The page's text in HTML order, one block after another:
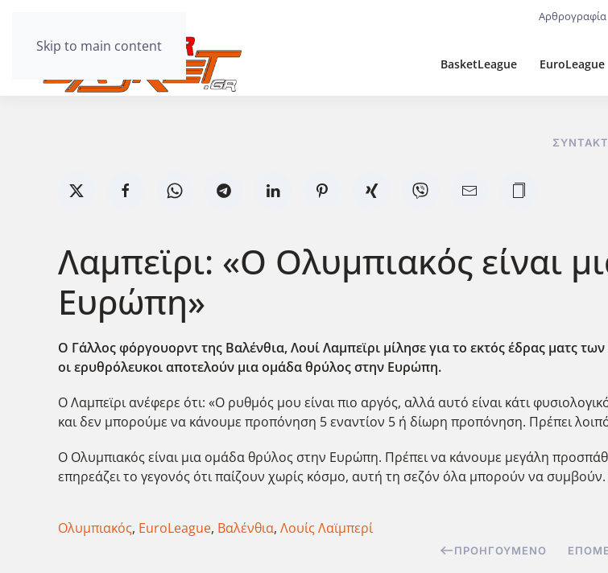
Skip to main content
Αρθρογραφία
BasketLeague EuroLeague
Λαμπεϊρι: «Ο Ολυμπιακός είναι
Ευρώπη»
Ο Γάλλος φόργουορντ της Βαλένθια, Λουί Λαμπεϊρι μίλησε για το εκτός έδρας ματς
οι ερυθρόλευκοι αποτελούν μια ομάδα θρύλος στην Ευρώπη.
Ο Λαμπεϊρι ανέφερε ότι: «Ο ρυθμός μου είναι πιο αργός, αλλά αυτό είναι κάτι
και δεν μπορούμε να κάνουμε προπόνηση 5 εναντίον 5 ή δίωρη προπόνηση. Πρέπει
Ο Ολυμπιακός είναι μια ομάδα θρύλος στην Ευρώπη. Πρέπει να κάνουμε μεγάλη
επηρεάζει το γεγονός ότι παίζουν χωρίς κόσμο, αυτή τη σεζόν όλα μπορούν να
Ολυμπιακός, EuroLeague, Βαλένθια, Λουίς Λαϊμπερί
ΠΡΟΗΓΟΎΜΕΝΟ